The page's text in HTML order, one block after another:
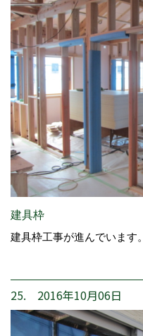
建具枠
建具枠工事が進んでいます。
25. 2016年10月06日